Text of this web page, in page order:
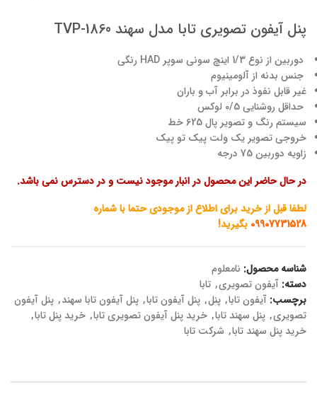
پنل آیفون تصویری تابا مدل سهند TVP-1860
دوربین از نوع 1/3 اینچ سونی سوپر HAD رنگی
جنس بدنه از آلومینیوم
غیر قابل نفوذ در برابر آب و باران
حداقل روشنایی 0/5 لوکس
سیستم رنگ و تصویر پال 625 خط
خروجی تصویر یک ولت پیک تو پیک
زاویه دوربین 75 درجه
در حال حاضر این محصول در انبار موجود نیست و در دسترس نمی باشد.
لطفا قبل از خرید برای اطلاع از موجودی حتما با شماره
09907731528 بگیرید!
شناسه محصول: نامعلوم
دسته: آیفون تصویری, تابا
برچسب: آیفون تابا, پنل, پنل آیفون تابا, پنل آیفون تابا سهند, پنل آیفون
تصویری, پنل سهند تابا, خرید پنل آیفون تصویری تابا, خرید پنل تابا,
خرید پنل سهند تابا, شرکت تابا